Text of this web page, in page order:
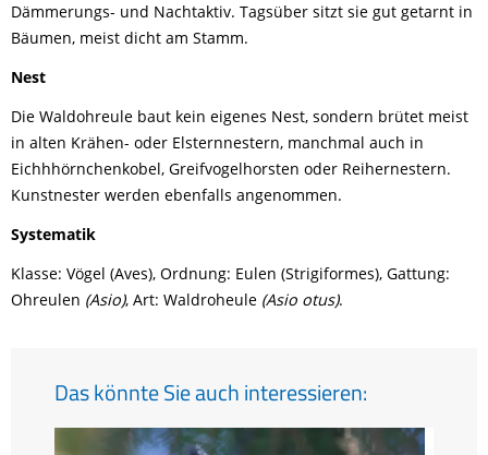
Dämmerungs- und Nachtaktiv. Tagsüber sitzt sie gut getarnt in
Bäumen, meist dicht am Stamm.
Nest
Die Waldohreule baut kein eigenes Nest, sondern brütet meist
in alten Krähen- oder Elsternnestern, manchmal auch in
Eichhhörnchenkobel, Greifvogelhorsten oder Reihernestern.
Kunstnester werden ebenfalls angenommen.
Systematik
Klasse: Vögel (Aves), Ordnung: Eulen (Strigiformes), Gattung:
Ohreulen (Asio), Art: Waldroheule (Asio otus).
Das könnte Sie auch interessieren: